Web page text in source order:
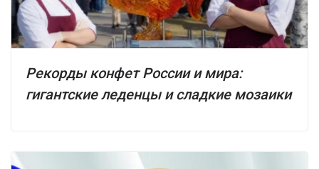
Рекорды конфет России и мира:
гигантские леденцы и сладкие мозаики